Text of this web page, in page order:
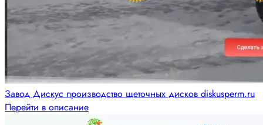
Завод Дискус производство щеточных дисков diskusperm.ru
Перейти в описание